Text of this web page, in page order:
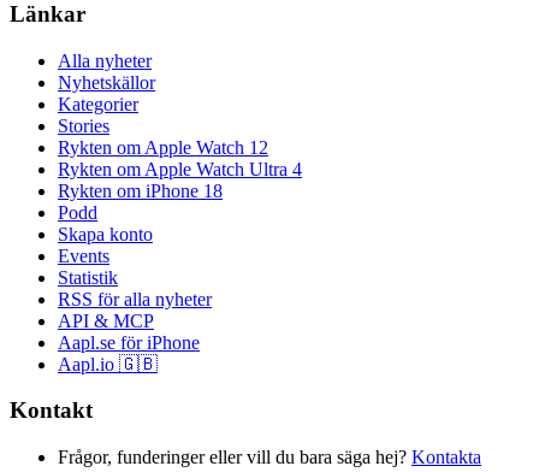
Länkar
Alla nyheter
Nyhetskällor
Kategorier
Stories
Rykten om Apple Watch 12
Rykten om Apple Watch Ultra 4
Rykten om iPhone 18
Podd
Skapa konto
Events
Statistik
RSS för alla nyheter
API & MCP
Aapl.se för iPhone
Aapl.io 🇬🇧
Kontakt
Frågor, funderinger eller vill du bara säga hej? Kontakta